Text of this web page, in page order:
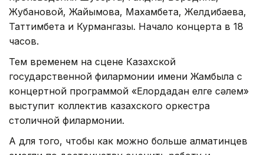
Жубановой, Жайымова, Махамбета, Желдибаева,
Таттимбета и Курмангазы. Начало концерта в 18
часов.
Тем временем на сцене Казахской
государственной филармонии имени Жамбыла с
концертной программой «Елордадан елге сәлем»
выступит коллектив казахского оркестра
столичной филармонии.
А для того, чтобы как можно больше алматинцев